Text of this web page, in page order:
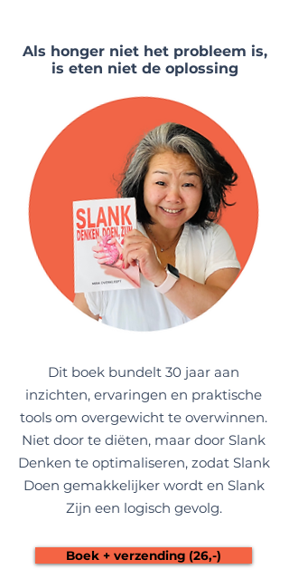
Als honger niet het probleem is,
is eten niet de oplossing
Dit boek bundelt 30 jaar aan
inzichten, ervaringen en praktische
tools om overgewicht te overwinnen.
Niet door te diëten, maar door Slank
Denken te optimaliseren, zodat Slank
Doen gemakkelijker wordt en Slank
Zijn een logisch gevolg.
Boek + verzending (26,-)